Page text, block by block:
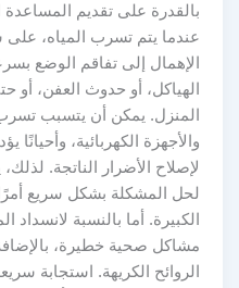
بالقدرة على تقديم
عندما يتم تسرب المياه،
الإهمال إلى تفاقم الوضع
الهياكل، أو حدوث العفن،
المنزل. يمكن أن يتسبب
والأجهزة الكهربائية،
لإصلاح الأضرار الناتجة.
لحل المشكلة بشكل سريع
الكبيرة. أما بالنسبة
مشاكل صحية خطيرة،
الروائح الكريهة. استجابة